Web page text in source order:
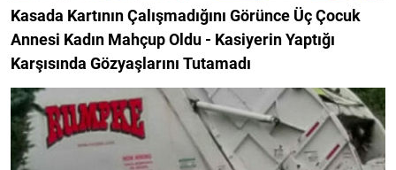
Kasada Kartının Çalışmadığını Görünce Üç Çocuk
Annesi Kadın Mahçup Oldu - Kasiyerin Yaptığı
Karşısında Gözyaşlarını Tutamadı